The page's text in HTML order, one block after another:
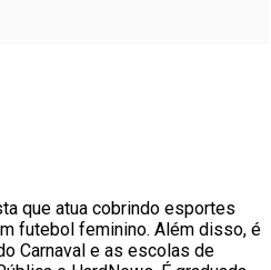
que atua cobrindo esportes
futebol feminino. Além disso, é
Carnaval e as escolas de